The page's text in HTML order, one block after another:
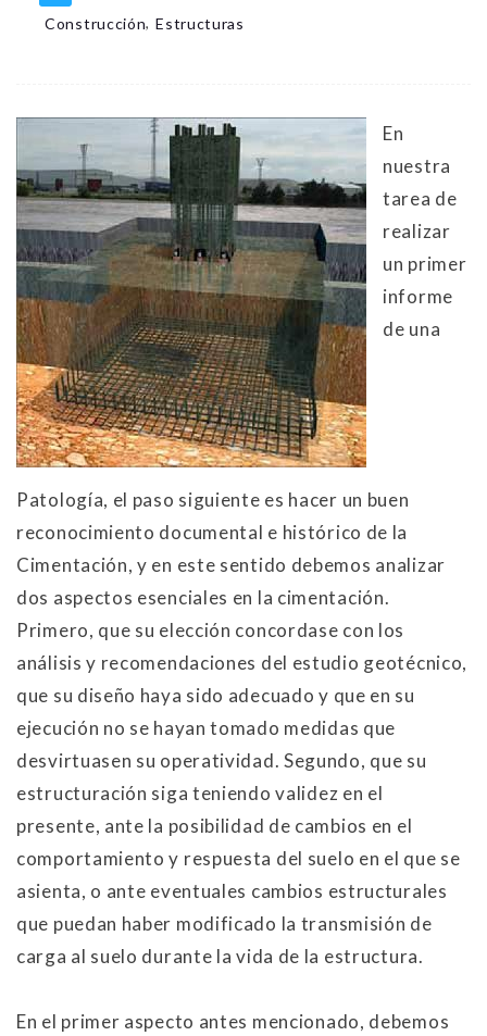
Construcción, Estructuras
En
nuestra
tarea de
realizar
un primer
informe
de una
Patología, el paso siguiente es hacer un buen
reconocimiento documental e histórico de la
Cimentación, y en este sentido debemos analizar
dos aspectos esenciales en la cimentación.
Primero, que su elección concordase con los
análisis y recomendaciones del estudio geotécnico,
que su diseño haya sido adecuado y que en su
ejecución no se hayan tomado medidas que
desvirtuasen su operatividad. Segundo, que su
estructuración siga teniendo validez en el
presente, ante la posibilidad de cambios en el
comportamiento y respuesta del suelo en el que se
asienta, o ante eventuales cambios estructurales
que puedan haber modificado la transmisión de
carga al suelo durante la vida de la estructura.
En el primer aspecto antes mencionado, debemos